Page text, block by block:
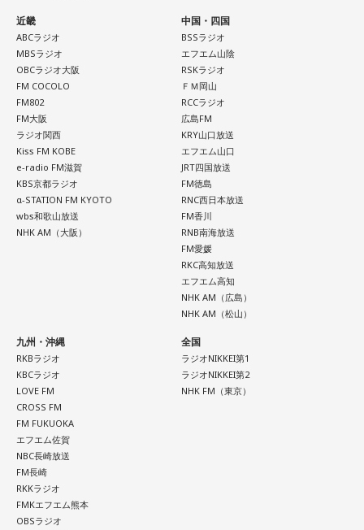
近畿
ABCラジオ
MBSラジオ
OBCラジオ大阪
FM COCOLO
FM802
FM大阪
ラジオ関西
Kiss FM KOBE
e-radio FM滋賀
KBS京都ラジオ
α-STATION FM KYOTO
wbs和歌山放送
NHK AM（大阪）
中国・四国
BSSラジオ
エフエム山陰
RSKラジオ
ＦＭ岡山
RCCラジオ
広島FM
KRY山口放送
エフエム山口
JRT四国放送
FM徳島
RNC西日本放送
FM香川
RNB南海放送
FM愛媛
RKC高知放送
エフエム高知
NHK AM（広島）
NHK AM（松山）
九州・沖縄
RKBラジオ
KBCラジオ
LOVE FM
CROSS FM
FM FUKUOKA
エフエム佐賀
NBC長崎放送
FM長崎
RKKラジオ
FMKエフエム熊本
OBSラジオ
全国
ラジオNIKKEI第1
ラジオNIKKEI第2
NHK FM（東京）